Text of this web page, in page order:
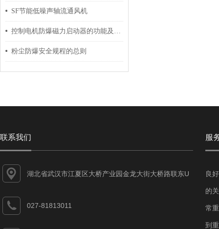
SF节能低噪声轴流通风机
控制电机防爆磁力启动器的功能及出现异响后的解决方法分享
粉尘防爆安全规程的总则
联系我们
湖北省武汉市江夏区大桥产业园金龙大街大桥路联东U
027-81813011
服
良
的
常
到